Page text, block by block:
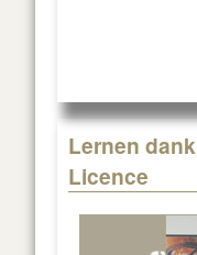
Lernen
Licence